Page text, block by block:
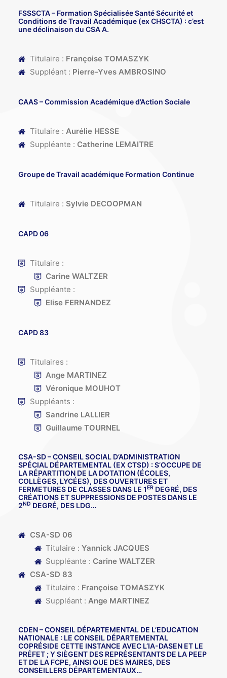
FSSSCTA– Formation Spécialisée Santé Sécurité et
Conditions de Travail Académique (ex CHSCTA) : c’est
une déclinaison du CSA A.
Titulaire : Françoise TOMASZYK
Suppléant : Pierre-Yves AMBROSINO
CAAS– Commission Académique d’Action Sociale
Titulaire : Aurélie HESSE
Suppléante : Catherine LEMAITRE
Groupe de Travail académique Formation Continue
Titulaire : Sylvie DECOOPMAN
CAPD 06
Titulaire :
Carine WALTZER
Suppléante :
Elise FERNANDEZ
CAPD 83
Titulaires :
Ange MARTINEZ
Véronique MOUHOT
Suppléants :
Sandrine LALLIER
Guillaume TOURNEL
CSA-SD– CONSEIL SOCIAL D’ADMINISTRATION
SPÉCIAL DÉPARTEMENTAL (EX CTSD) : S’OCCUPE DE
LA RÉPARTITION DE LA DOTATION (ÉCOLES,
COLLÈGES, LYCÉES), DES OUVERTURES ET
FERMETURES DE CLASSES DANS LE 1ER DEGRÉ, DES
CRÉATIONS ET SUPPRESSIONS DE POSTES DANS LE
2ND DEGRÉ, DES LDG…
CSA-SD 06
Titulaire : Yannick JACQUES
Suppléante : Carine WALTZER
CSA-SD 83
Titulaire : Françoise TOMASZYK
Suppléant : Ange MARTINEZ
CDEN– CONSEIL DÉPARTEMENTAL DE L’EDUCATION
NATIONALE : LE CONSEIL DÉPARTEMENTAL
COPRÉSIDE CETTE INSTANCE AVEC L’IA-DASEN ET LE
PRÉFET ; Y SIÈGENT DES REPRÉSENTANTS DE LA PEEP
ET DE LA FCPE, AINSI QUE DES MAIRES, DES
CONSEILLERS DÉPARTEMENTAUX…